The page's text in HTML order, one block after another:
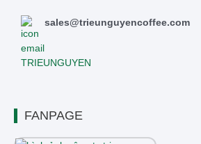
sales@trieunguyencoffee.com
FANPAGE